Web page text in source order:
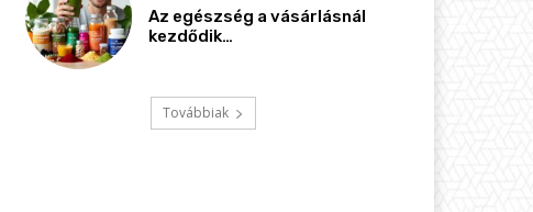
Az egészség a vásárlásnál
kezdődik…
Továbbiak